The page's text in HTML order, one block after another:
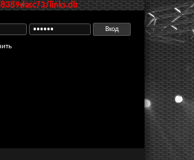
links.db